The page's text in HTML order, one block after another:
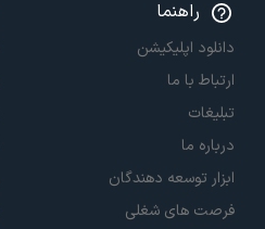
راهنما
دانلود اپلیکیشن
ارتباط با ما
تبلیغات
درباره ما
ابزار توسعه دهندگان
فرصت های شغلی